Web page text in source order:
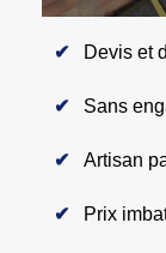
Devis et
Sans
Artisan
Prix